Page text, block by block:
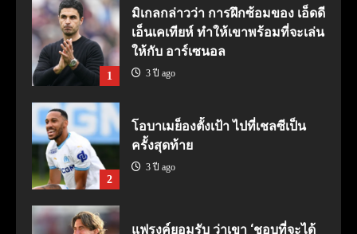
1
มิเกลกล่าวว่า การฝึกซ้อมของ เอ็ดดี
เอ็นเคเทียห์ ทำให้เขาพร้อมที่จะเล่น
ให้กับ อาร์เซนอล
3 ปี ago
2
โอบาเมย็องตั้งเป้า ไปที่เชลซีเป็น
ครั้งสุดท้าย
3 ปี ago
แฟรงค์ยอมรับ ว่าเขา ‘ชอบที่จะได้